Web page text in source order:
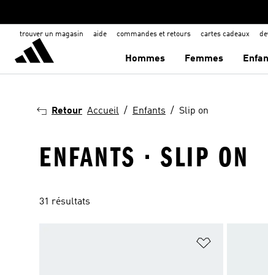
trouver un magasin aide commandes et retours cartes cadeaux
Hommes Femmes
Retour Accueil Enfants Slip on
ENFANTS · SLIP ON
31 résultats